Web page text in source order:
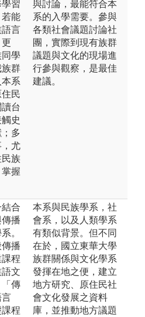
習
若能
言
學
族群
系
民
台
史
多
，尤
族
握
與討論，最能符合本
系的入學需要。參與
各類社會議題討論社
團，實際到現有族群
議題與文化的現場進
行參與觀察，是最佳
建議。
合
播
。
播
程
文
傳
言
程
本系與民族學系，社
會系，以及人類學系
有類似背景。但不同
在於，國立東華大學
族群關係與文化學系
發揮在地之便，建立
地方研究、原住民社
會文化發展之資料
庫，並推動地方議題